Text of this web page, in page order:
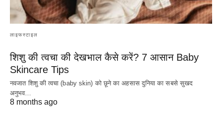
लाइफस्टाइल
शिशु की त्वचा की देखभाल कैसे करें? 7 आसान Baby
Skincare Tips
नवजात शिशु की त्वचा (baby skin) को छूने का अहसास दुनिया का सबसे सुखद
अनुभव…
8 months ago